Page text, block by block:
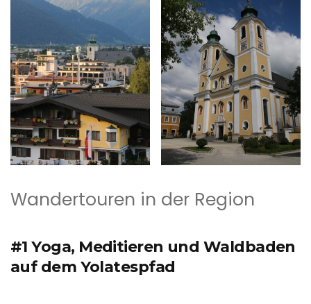
Wandertouren in der Region
#1 Yoga, Meditieren und Waldbaden
auf dem Yolatespfad